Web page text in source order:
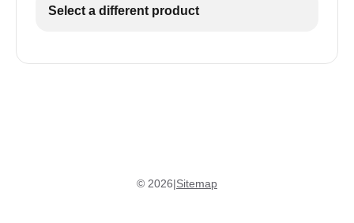
Select a different product
© 2026|Sitemap